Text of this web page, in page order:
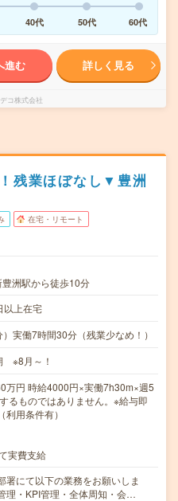
40代 50代 60代
進む 詳しく見る
コ株式会社
残業ほぼなし▼豊洲
在宅・リモート
洲駅から徒歩10分
上在宅
実働7時間30分（残業少なめ！）
※8月～！
円 時給4000円×実働7h30m×週5
るものではありません。※給与即
用条件有）
実費支給
署にて以下の業務をお願いしま
理・KPI管理・全体周知・会…